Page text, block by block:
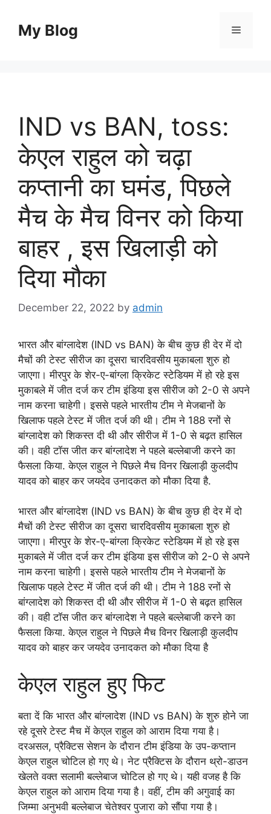
contentMy Blog Menu
IND vs BAN, toss:
केएल राहुल को चढ़ा
कप्तानी का घमंड, पिछले
मैच के मैच विनर को किया
बाहर , इस खिलाड़ी को
दिया मौका
December 22, 2022 by admin
भारत और बांग्लादेश (IND vs BAN) के बीच कुछ ही देर में दो
मैचों की टेस्ट सीरीज का दूसरा चारदिवसीय मुकाबला शुरु हो
जाएगा। मीरपुर के शेर-ए-बांग्ला क्रिकेट स्टेडियम में हो रहे इस
मुकाबले में जीत दर्ज कर टीम इंडिया इस सीरीज को 2-0 से अपने
नाम करना चाहेगी। इससे पहले भारतीय टीम ने मेजबानों के
खिलाफ पहले टेस्ट में जीत दर्ज की थी। टीम ने 188 रनों से
बांग्लादेश को शिकस्त दी थी और सीरीज में 1-0 से बढ़त हासिल
की। वही टॉस जीत कर बांग्लादेश ने पहले बल्लेबाजी करने का
फैसला किया. केएल राहुल ने पिछले मैच विनर खिलाड़ी कुलदीप
यादव को बाहर कर जयदेव उनादकत को मौका दिया है.
भारत और बांग्लादेश (IND vs BAN) के बीच कुछ ही देर में दो
मैचों की टेस्ट सीरीज का दूसरा चारदिवसीय मुकाबला शुरु हो
जाएगा। मीरपुर के शेर-ए-बांग्ला क्रिकेट स्टेडियम में हो रहे इस
मुकाबले में जीत दर्ज कर टीम इंडिया इस सीरीज को 2-0 से अपने
नाम करना चाहेगी। इससे पहले भारतीय टीम ने मेजबानों के
खिलाफ पहले टेस्ट में जीत दर्ज की थी। टीम ने 188 रनों से
बांग्लादेश को शिकस्त दी थी और सीरीज में 1-0 से बढ़त हासिल
की। वही टॉस जीत कर बांग्लादेश ने पहले बल्लेबाजी करने का
फैसला किया. केएल राहुल ने पिछले मैच विनर खिलाड़ी कुलदीप
यादव को बाहर कर जयदेव उनादकत को मौका दिया है
केएल राहुल हुए फिट
बता दें कि भारत और बांग्लादेश (IND vs BAN) के शुरु होने जा
रहे दूसरे टेस्ट मैच में केएल राहुल को आराम दिया गया है।
दरअसल, प्रैक्टिस सेशन के दौरान टीम इंडिया के उप-कप्तान
केएल राहुल चोटिल हो गए थे। नेट प्रैक्टिस के दौरान थ्रो-डाउन
खेलते वक्त सलामी बल्लेबाज चोटिल हो गए थे। यही वजह है कि
केएल राहुल को आराम दिया गया है। वहीं, टीम की अगुवाई का
जिम्मा अनुभवी बल्लेबाज चेतेश्वर पुजारा को सौंपा गया है।